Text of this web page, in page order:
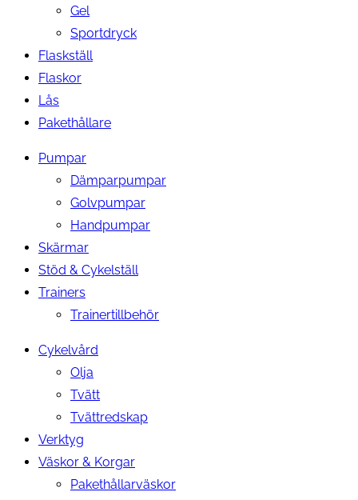
Gel
Sportdryck
Flaskställ
Flaskor
Lås
Pakethållare
Pumpar
Dämparpumpar
Golvpumpar
Handpumpar
Skärmar
Stöd & Cykelställ
Trainers
Trainertillbehör
Cykelvård
Olja
Tvätt
Tvättredskap
Verktyg
Väskor & Korgar
Pakethållarväskor